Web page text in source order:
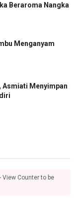
Beraroma Nangka
Menganyam
Asmiati Menyimpan
View Counter to be